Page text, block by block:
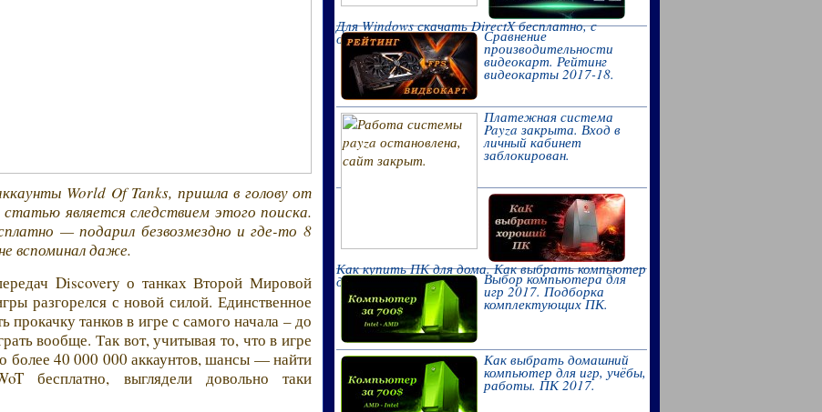
World Of Tanks, пришла в голову от
является следствием этого поиска.
— подарил безвозмездно и где-то 8
вспоминал даже.
Discovery о танках Второй Мировой
разгорелся с новой силой. Единственное
прокачку танков в игре с самого начала – до
вообще. Так вот, учитывая то, что в игре
более 40 000 000 аккаунтов, шансы — найти
бесплатно, выглядели довольно таки
Для Windows скачать DirectX бесплатно, с
официального сайта. Сравнение
производительности
видеокарт. Рейтинг
видеокарты 2017-18.
Платежная система
Payza закрыта. Вход в
личный кабинет
заблокирован.
Как купить ПК для дома. Как выбрать компьютер
для игр 2017-2018. Выбор компьютера для
игр 2017. Подборка
комплектующих ПК.
Как выбрать домашний
компьютер для игр, учёбы,
работы. ПК 2017.